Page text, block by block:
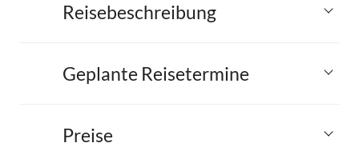
Reisebeschreibung
Geplante Reisetermine
Preise